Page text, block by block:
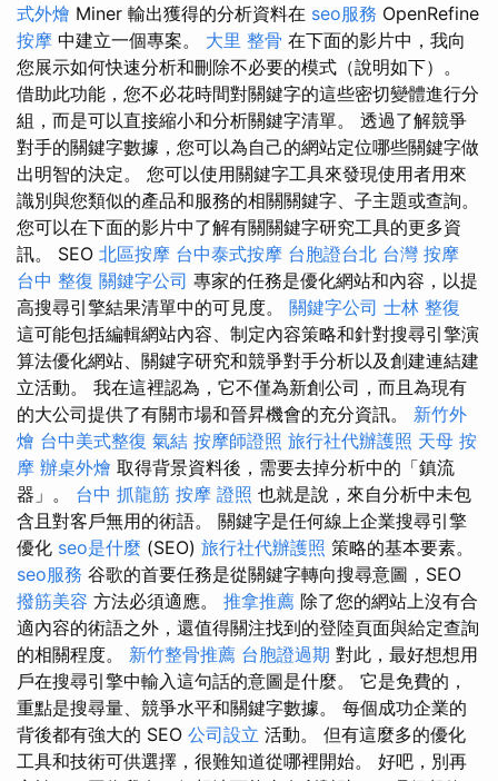
式外燴 Miner 輸出獲得的分析資料在 seo服務 OpenRefine
按摩 中建立一個專案。 大里 整骨 在下面的影片中，我向
您展示如何快速分析和刪除不必要的模式（說明如下）。
借助此功能，您不必花時間對關鍵字的這些密切變體進行分
組，而是可以直接縮小和分析關鍵字清單。 透過了解競爭
對手的關鍵字數據，您可以為自己的網站定位哪些關鍵字做
出明智的決定。 您可以使用關鍵字工具來發現使用者用來
識別與您類似的產品和服務的相關關鍵字、子主題或查詢。
您可以在下面的影片中了解有關關鍵字研究工具的更多資
訊。 SEO 北區按摩 台中泰式按摩 台胞證台北 台灣 按摩
台中 整復 關鍵字公司 專家的任務是優化網站和內容，以提
高搜尋引擎結果清單中的可見度。 關鍵字公司 士林 整復
這可能包括編輯網站內容、制定內容策略和針對搜尋引擎演
算法優化網站、關鍵字研究和競爭對手分析以及創建連結建
立活動。 我在這裡認為，它不僅為新創公司，而且為現有
的大公司提供了有關市場和晉昇機會的充分資訊。 新竹外
燴 台中美式整復 氣結 按摩師證照 旅行社代辦護照 天母 按
摩 辦桌外燴 取得背景資料後，需要去掉分析中的「鎮流
器」。 台中 抓龍筋 按摩 證照 也就是說，來自分析中未包
含且對客戶無用的術語。 關鍵字是任何線上企業搜尋引擎
優化 seo是什麼 (SEO) 旅行社代辦護照 策略的基本要素。
seo服務 谷歌的首要任務是從關鍵字轉向搜尋意圖，SEO
撥筋美容 方法必須適應。 推拿推薦 除了您的網站上沒有合
適內容的術語之外，還值得關注找到的登陸頁面與給定查詢
的相關程度。 新竹整骨推薦 台胞證過期 對此，最好想想用
戶在搜尋引擎中輸入這句話的意圖是什麼。 它是免費的，
重點是搜尋量、競爭水平和關鍵字數據。 每個成功企業的
背後都有強大的 SEO 公司設立 活動。 但有這麼多的優化
工具和技術可供選擇，很難知道從哪裡開始。 好吧，別再